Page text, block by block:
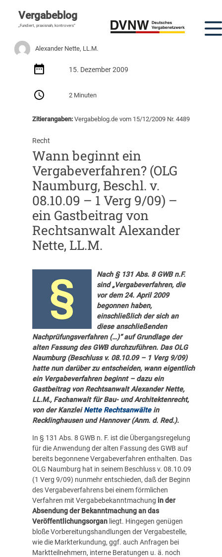
Vergabeblog
„Fundiert, praxisnah, kontrovers“
Alexander Nette, LL.M.
15. Dezember 2009
2 Minuten
Zitierangaben:Vergabeblog.de vom 15/12/2009 Nr. 4489
Recht
Wann beginnt ein
Vergabeverfahren? (OLG
Naumburg, Beschl. v.
08.10.09 – 1 Verg 9/09) –
ein Gastbeitrag von
Rechtsanwalt Alexander
Nette, LL.M.
Nach § 131 Abs. 8 GWB n.F.
sind „Vergabeverfahren, die
vor dem 24. April 2009
begonnen haben,
einschließlich der sich an
diese anschließenden
Nachprüfungsverfahren (…)“ auf Grundlage der
alten Fassung des GWB durchzuführen. Das OLG
Naumburg (Beschluss v. 08.10.09 – 1 Verg 9/09)
hatte nun darüber zu entscheiden, wann eigentlich
ein Vergabeverfahren beginnt – dazu ein
Gastbeitrag von Rechtsanwalt Alexander Nette,
LL.M., Fachanwalt für Bau- und Architektenrecht,
von der KanzleiNette Rechtsanwältein
Recklinghausen und Hannover (Anm. d. Red.).
In § 131 Abs. 8 GWB n. F. ist die Übergangsregelung
für die Anwendung der alten Fassung des GWB auf
bereits begonnene Vergabeverfahren enthalten. Das
OLG Naumburg hat in seinem Beschluss v. 08.10.09
(1 Verg 9/09) nunmehr entschieden, daß der Beginn
des Vergabeverfahrens bei einem förmlichen
Verfahren mit Vergabebekanntmachung in der
Absendung der Bekanntmachung an das
Veröffentlichungsorganliegt. Hingegen genügen
bloße Vorbereitungshandlungen der Vergabestelle,
wie die Markterkundung, ggf. auch Anfragen bei
Marktteilnehmern, interne Beratungen u. ä. noch